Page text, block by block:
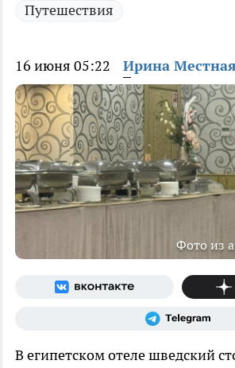
Путешествия
16 июня 05:22 Ирина Местная
Фото из
В египетском отеле шведский